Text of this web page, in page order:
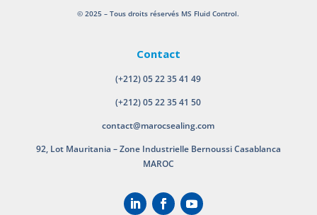
© 2025 – Tous droits réservés MS Fluid Control.
Contact
(+212) 05 22 35 41 49
(+212) 05 22 35 41 50
contact@marocsealing.com
92, Lot Mauritania – Zone Industrielle Bernoussi Casablanca
MAROC